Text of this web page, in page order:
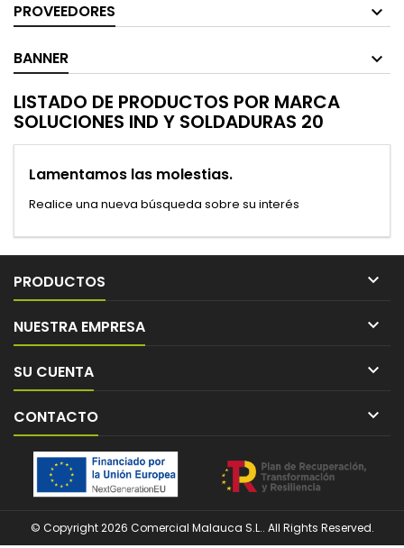
PROVEEDORES
BANNER
LISTADO DE PRODUCTOS POR MARCA
SOLUCIONES IND Y SOLDADURAS 20
Lamentamos las molestias.
Realice una nueva búsqueda sobre su interés
PRODUCTOS 
NUESTRA EMPRESA 
SU CUENTA 
CONTACTO 
© Copyright 2026 Comercial Malauca S.L.. All Rights Reserved.